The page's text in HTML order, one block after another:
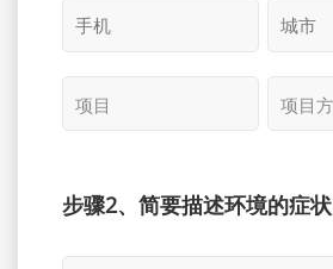
步骤2、简要描述环境的症状